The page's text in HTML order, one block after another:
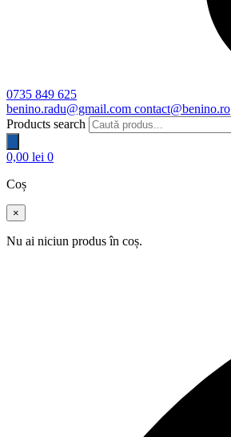
0735 849 625
benino.radu@gmail.com contact@benino.ro
Products search
0,00 lei 0
Coș
×
Nu ai niciun produs în coș.